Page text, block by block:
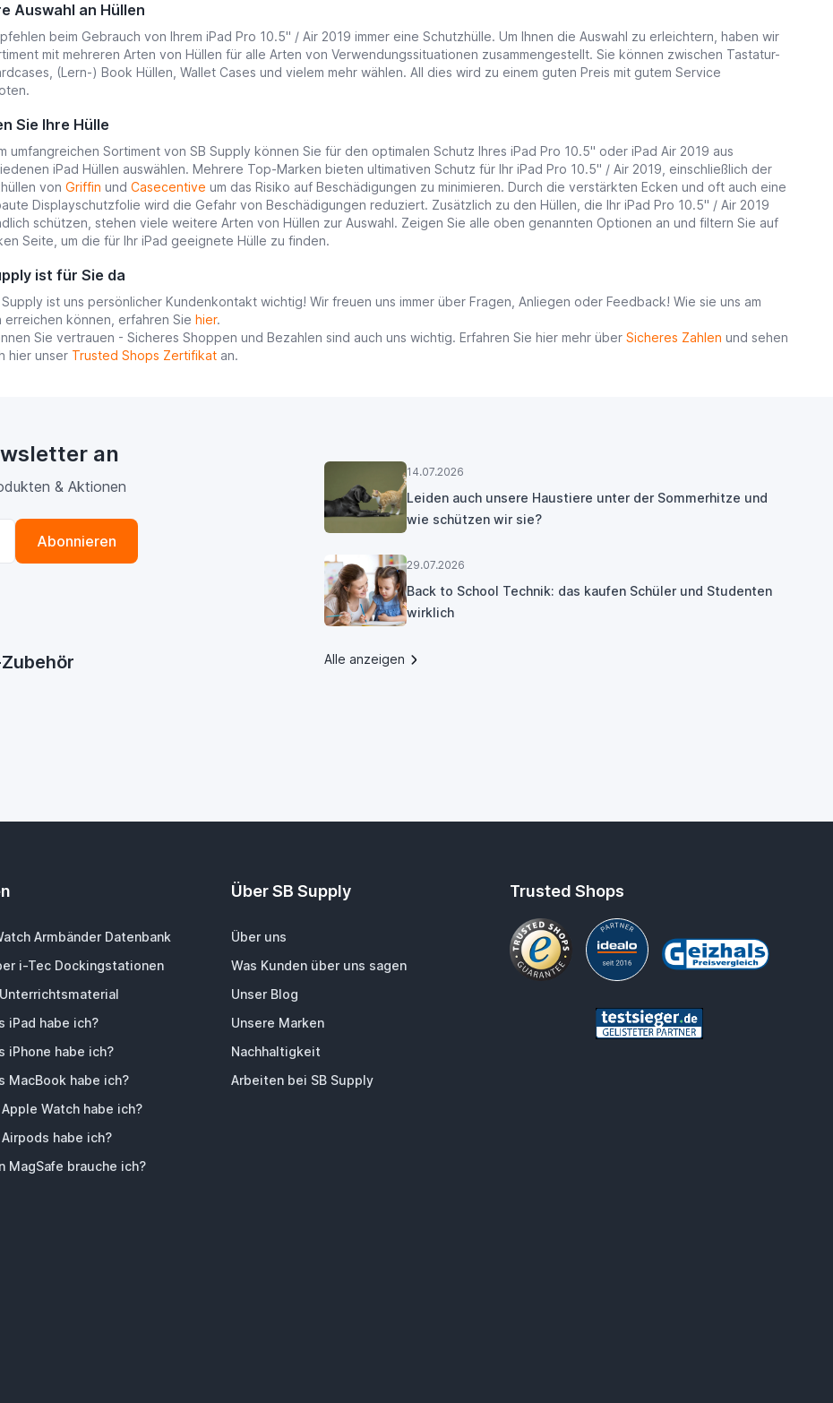
Auswahl an Hüllen
beim Gebrauch von Ihrem iPad Pro 10.5" / Air 2019 immer eine Schutzhülle. Um Ihnen die Auswahl zu erleichtern, haben wir
mit mehreren Arten von Hüllen für alle Arten von Verwendungssituationen zusammengestellt. Sie können zwischen Tastatur-
(Lern-) Book Hüllen, Wallet Cases und vielem mehr wählen. All dies wird zu einem guten Preis mit gutem Service
Sie Ihre Hülle
umfangreichen Sortiment von SB Supply können Sie für den optimalen Schutz Ihres iPad Pro 10.5" oder iPad Air 2019 aus
iPad Hüllen auswählen. Mehrere Top-Marken bieten ultimativen Schutz für Ihr iPad Pro 10.5" / Air 2019, einschließlich der
von Griffin und Casecentive um das Risiko auf Beschädigungen zu minimieren. Durch die verstärkten Ecken und oft auch eine
Displayschutzfolie wird die Gefahr von Beschädigungen reduziert. Zusätzlich zu den Hüllen, die Ihr iPad Pro 10.5" / Air 2019
schützen, stehen viele weitere Arten von Hüllen zur Auswahl. Zeigen Sie alle oben genannten Optionen an und filtern Sie auf
Seite, um die für Ihr iPad geeignete Hülle zu finden.
ist für Sie da
Supply ist uns persönlicher Kundenkontakt wichtig! Wir freuen uns immer über Fragen, Anliegen oder Feedback! Wie sie uns am
erreichen können, erfahren Sie hier.
Sie vertrauen - Sicheres Shoppen und Bezahlen sind auch uns wichtig. Erfahren Sie hier mehr über Sicheres Zahlen und sehen
hier unser Trusted Shops Zertifikatan.
an
& Aktionen
Abonnieren
14.07.2026
Leiden auch unsere Haustiere unter der Sommerhitze und
wie schützen wir sie?
29.07.2026
Back to School Technik: das kaufen Schüler und Studenten
wirklich
Alle anzeigen
Armbänder Datenbank
i-Tec Dockingstationen
iPad habe ich?
iPhone habe ich?
MacBook habe ich?
Watch habe ich?
habe ich?
MagSafe brauche ich?
Über SB Supply
Über uns
Was Kunden über uns sagen
Unser Blog
Unsere Marken
Nachhaltigkeit
Arbeiten bei SB Supply
Trusted Shops